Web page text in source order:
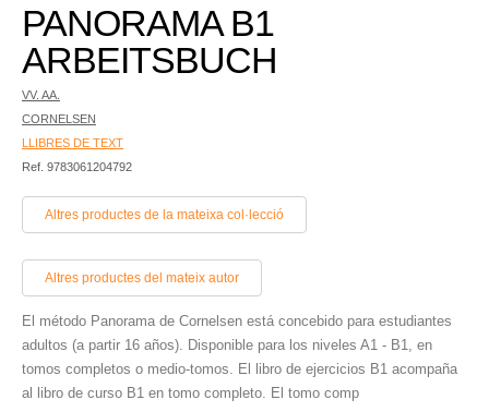
PANORAMA B1
ARBEITSBUCH
VV. AA.
CORNELSEN
LLIBRES DE TEXT
Ref. 9783061204792
Altres productes de la mateixa col·lecció
Altres productes del mateix autor
El método Panorama de Cornelsen está concebido para estudiantes
adultos (a partir 16 años). Disponible para los niveles A1 - B1, en
tomos completos o medio-tomos. El libro de ejercicios B1 acompaña
al libro de curso B1 en tomo completo. El tomo comp